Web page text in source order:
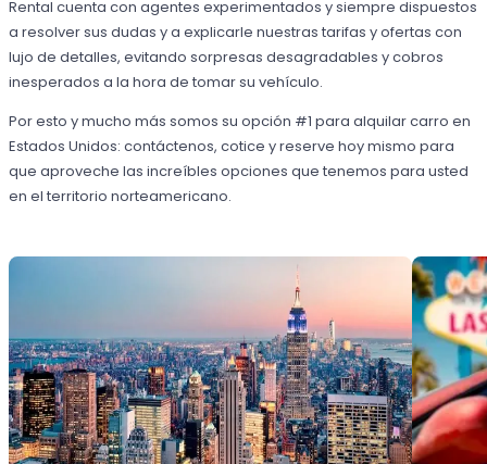
Rental cuenta con agentes experimentados y siempre dispuestos
a resolver sus dudas y a explicarle nuestras tarifas y ofertas con
lujo de detalles, evitando sorpresas desagradables y cobros
inesperados a la hora de tomar su vehículo.
Por esto y mucho más somos su opción #1 para alquilar carro en
Estados Unidos: contáctenos, cotice y reserve hoy mismo para
que aproveche las increíbles opciones que tenemos para usted
en el territorio norteamericano.